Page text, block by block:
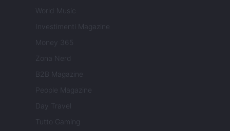
World Music
Investimenti Magazine
Money 365
Zona Nerd
B2B Magazine
People Magazine
Day Travel
Tutto Gaming